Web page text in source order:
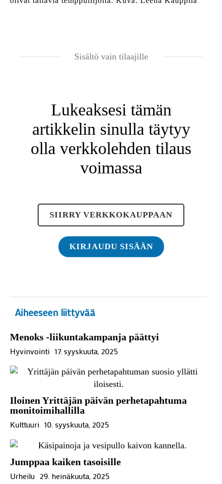
Sisältö vain tilaajille
Lukeaksesi tämän
artikkelin sinulla täytyy
olla verkkolehden tilaus
voimassa
SIIRRY VERKKOKAUPPAAN
KIRJAUDU SISÄÄN
Aiheeseen liittyvää
Menoks -liikuntakampanja päättyi
Hyvinvointi 17. syyskuuta, 2025
Iloinen Yrittäjän päivän perhetapahtuma
monitoimihallilla
Kulttuuri 10. syyskuuta, 2025
Jumppaa kaiken tasoisille
Urheilu 29. heinäkuuta, 2025